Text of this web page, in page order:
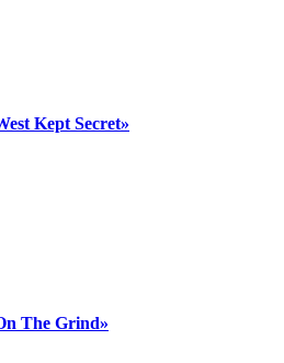
Kept Secret»
The Grind»